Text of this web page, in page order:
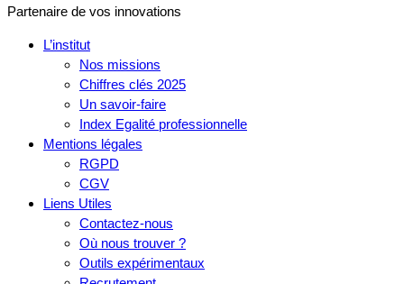
Partenaire de vos innovations
L’institut
Nos missions
Chiffres clés 2025
Un savoir-faire
Index Egalité professionnelle
Mentions légales
RGPD
CGV
Liens Utiles
Contactez-nous
Où nous trouver ?
Outils expérimentaux